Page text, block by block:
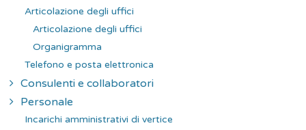
Articolazione degli uffici
Articolazione degli uffici
Organigramma
Telefono e posta elettronica
Consulenti e collaboratori
Personale
Incarichi amministrativi di vertice